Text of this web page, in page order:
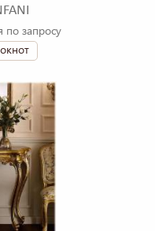
по запросу